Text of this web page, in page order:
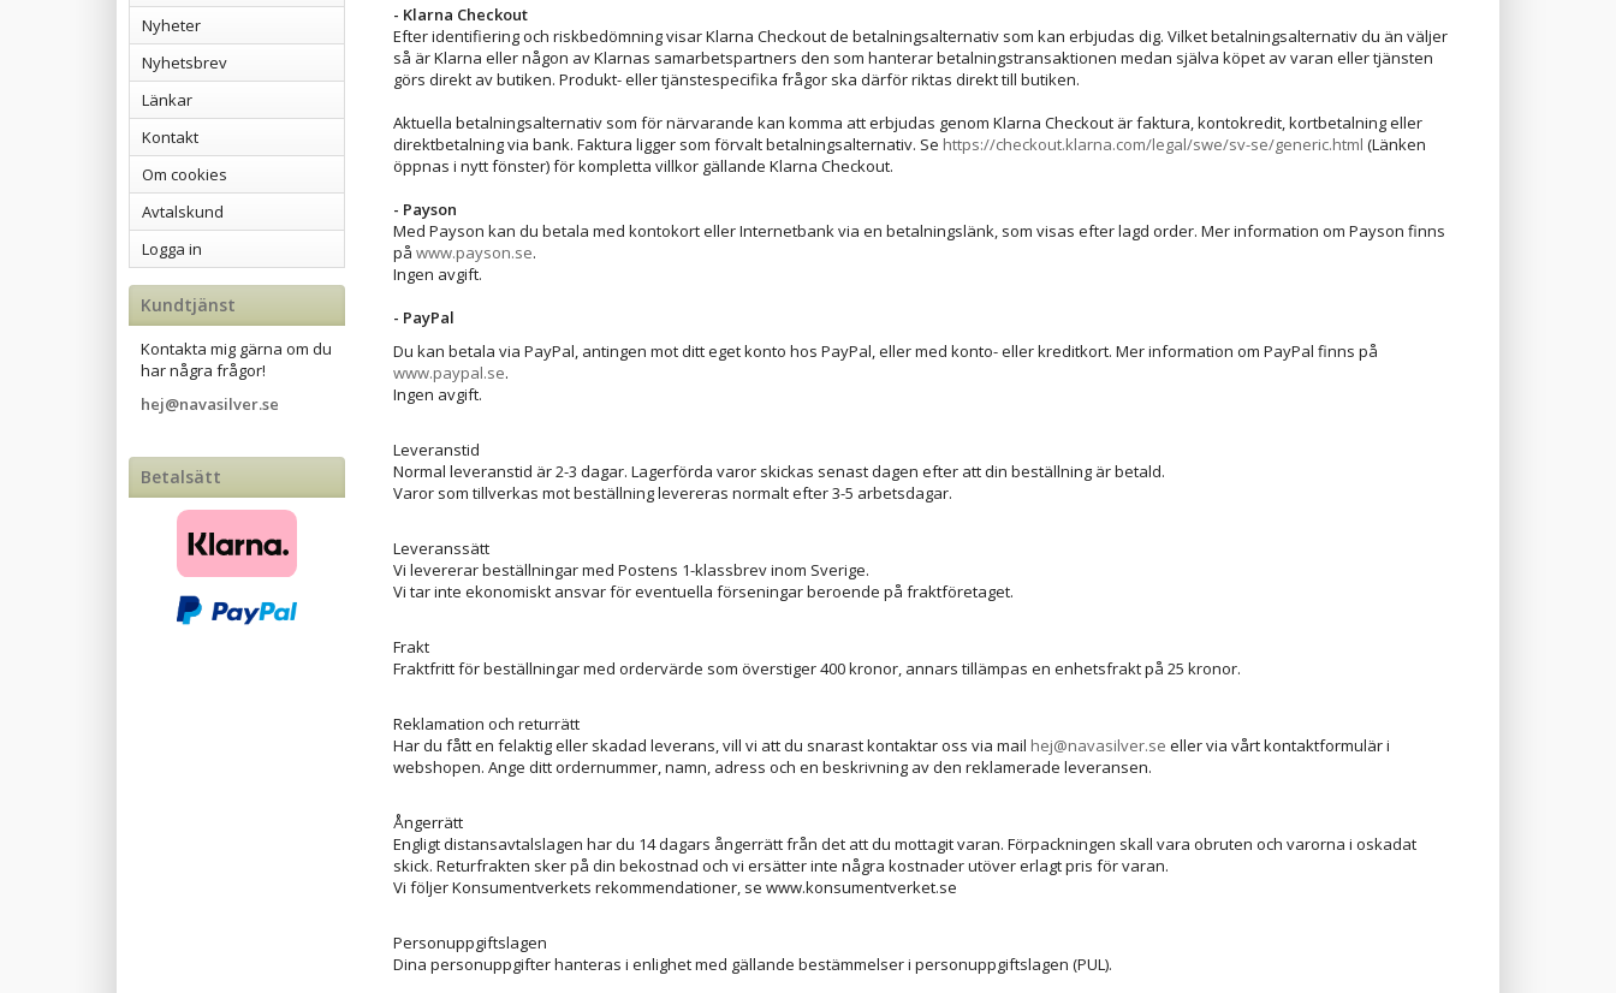
Nyheter
Nyhetsbrev
Länkar
Kontakt
Om cookies
Avtalskund
Logga in
Kundtjänst
Kontakta mig gärna om du
har några frågor!
hej@navasilver.se
Betalsätt
- Klarna Checkout
Efter identifiering och riskbedömning visar Klarna Checkout de betalningsalternativ som kan erbjudas dig. Vilket betalningsalternativ du än väljer
så är Klarna eller någon av Klarnas samarbetspartners den som hanterar betalningstransaktionen medan själva köpet av varan eller tjänsten
görs direkt av butiken. Produkt- eller tjänstespecifika frågor ska därför riktas direkt till butiken.
Aktuella betalningsalternativ som för närvarande kan komma att erbjudas genom Klarna Checkout är faktura, kontokredit, kortbetalning eller
direktbetalning via bank. Faktura ligger som förvalt betalningsalternativ. Se https://checkout.klarna.com/legal/swe/sv-se/generic.html (Länken
öppnas i nytt fönster) för kompletta villkor gällande Klarna Checkout.
- Payson
Med Payson kan du betala med kontokort eller Internetbank via en betalningslänk, som visas efter lagd order. Mer information om Payson finns
på www.payson.se.
Ingen avgift.
- PayPal
Du kan betala via PayPal, antingen mot ditt eget konto hos PayPal, eller med konto- eller kreditkort. Mer information om PayPal finns på
www.paypal.se.
Ingen avgift.
Leveranstid
Normal leveranstid är 2-3 dagar. Lagerförda varor skickas senast dagen efter att din beställning är betald.
Varor som tillverkas mot beställning levereras normalt efter 3-5 arbetsdagar.
Leveranssätt
Vi levererar beställningar med Postens 1-klassbrev inom Sverige.
Vi tar inte ekonomiskt ansvar för eventuella förseningar beroende på fraktföretaget.
Frakt
Fraktfritt för beställningar med ordervärde som överstiger 400 kronor, annars tillämpas en enhetsfrakt på 25 kronor.
Reklamation och returrätt
Har du fått en felaktig eller skadad leverans, vill vi att du snarast kontaktar oss via mail hej@navasilver.se eller via vårt kontaktformulär i
webshopen. Ange ditt ordernummer, namn, adress och en beskrivning av den reklamerade leveransen.
Ångerrätt
Engligt distansavtalslagen har du 14 dagars ångerrätt från det att du mottagit varan. Förpackningen skall vara obruten och varorna i oskadat
skick. Returfrakten sker på din bekostnad och vi ersätter inte några kostnader utöver erlagt pris för varan.
Vi följer Konsumentverkets rekommendationer, se www.konsumentverket.se
Personuppgiftslagen
Dina personuppgifter hanteras i enlighet med gällande bestämmelser i personuppgiftslagen (PUL).